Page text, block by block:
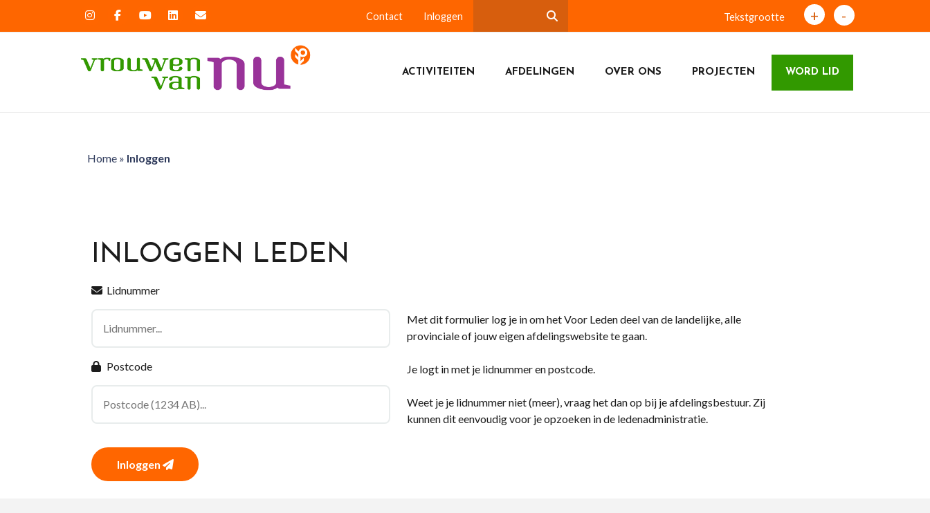
Contact Inloggen Tekstgrootte + -
ACTIVITEITEN AFDELINGEN OVER ONS PROJECTEN WORD LID
Home» Inloggen
INLOGGEN LEDEN
Lidnummer
Postcode
Inloggen
Met dit formulier log je in om het Voor Leden deel van de landelijke, alle
provinciale of jouw eigen afdelingswebsite te gaan.
Je logt in met je lidnummer en postcode.
Weet je je lidnummer niet (meer), vraag het dan op bij je afdelingsbestuur. Zij
kunnen dit eenvoudig voor je opzoeken in de ledenadministratie.